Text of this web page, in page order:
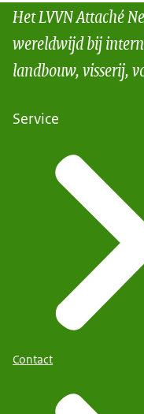
Het LVVN Attaché
wereldwijd bij
landbouw, visserij,
Service
Contact